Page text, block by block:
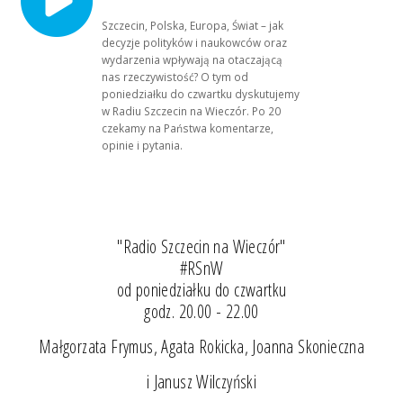
Szczecin, Polska, Europa, Świat – jak
decyzje polityków i naukowców oraz
wydarzenia wpływają na otaczającą
nas rzeczywistość? O tym od
poniedziałku do czwartku dyskutujemy
w Radiu Szczecin na Wieczór. Po 20
czekamy na Państwa komentarze,
opinie i pytania.
"Radio Szczecin na Wieczór"
#RSnW
od poniedziałku do czwartku
godz. 20.00 - 22.00
Małgorzata Frymus, Agata Rokicka, Joanna Skonieczna
i Janusz Wilczyński